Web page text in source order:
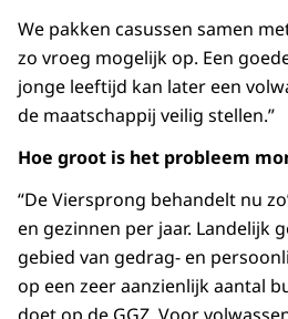
We pakken casussen samen
zo vroeg mogelijk op. Een
jonge leeftijd kan later een
de maatschappij veilig stellen.”
Hoe groot is het probleem
“De Viersprong behandelt nu
en gezinnen per jaar. Landelijk
gebied van gedrag- en
op een zeer aanzienlijk aantal
doet op de GGZ. Voor